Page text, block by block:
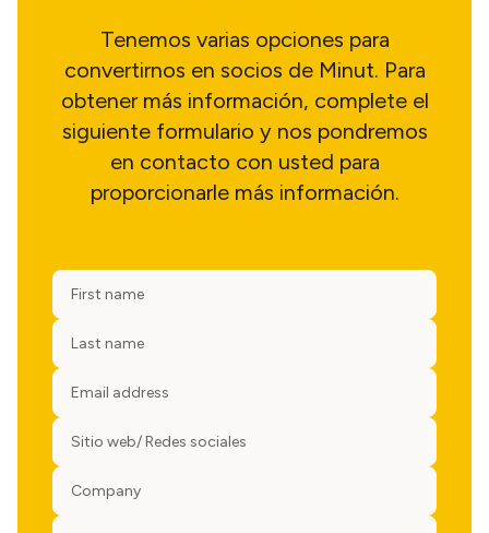
Tenemos varias opciones para
convertirnos en socios de Minut. Para
obtener más información, complete el
siguiente formulario y nos pondremos
en contacto con usted para
proporcionarle más información.